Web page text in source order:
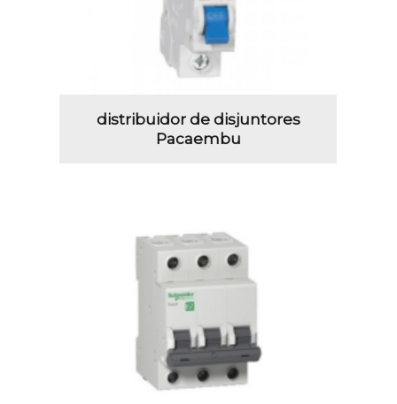
distribuidor de disjuntores
Pacaembu